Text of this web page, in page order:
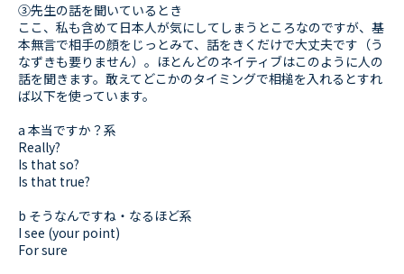
③先生の話を聞いているとき
ここ、私も含めて日本人が気にしてしまうところなのですが、基
本無言で相手の顔をじっとみて、話をきくだけで大丈夫です（う
なずきも要りません）。ほとんどのネイティブはこのように人の
話を聞きます。敢えてどこかのタイミングで相槌を入れるとすれ
ば以下を使っています。
a 本当ですか？系
Really?
Is that so?
Is that true?
b そうなんですね・なるほど系
I see (your point)
For sure